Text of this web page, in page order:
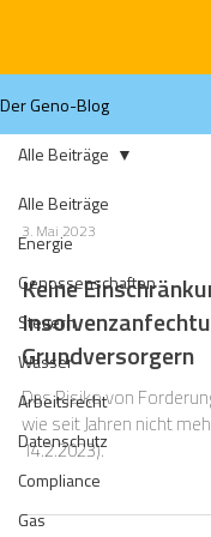
Der Geno-Blog
Alle Beiträge
Energie
Genossenschaften
Steuern
Wasser
Arbeitsrecht
Datenschutz
Compliance
Gas
Alle Beiträge
3. Mai 2023
Keine
Grundversorgern
Das Risiko von
wie seit Jahren nicht
14.2.2023).